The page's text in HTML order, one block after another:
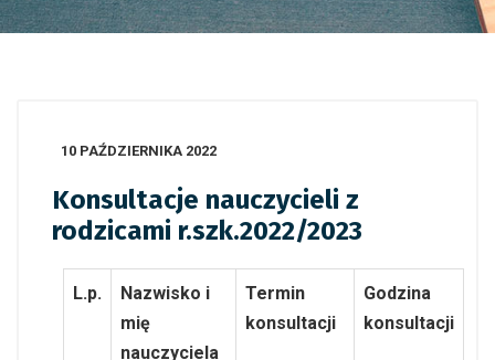
10 PAŹDZIERNIKA 2022
Konsultacje nauczycieli z
rodzicami r.szk.2022/2023
L.p.
Nazwisko i
mię
nauczyciela
Termin
konsultacji
Godzina
konsultacji